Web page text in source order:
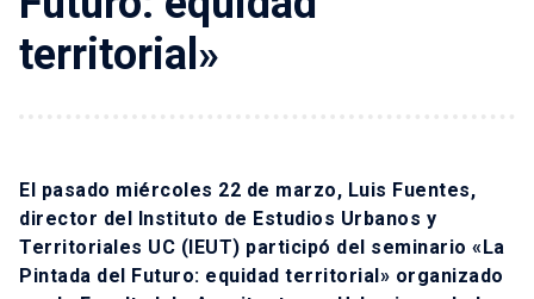
territorial»
El pasado miércoles 22 de marzo, Luis Fuentes,
director del Instituto de Estudios Urbanos y
Territoriales UC (IEUT) participó del seminario «La
Pintada del Futuro: equidad territorial» organizado